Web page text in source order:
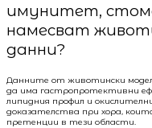
имунитет,
намесват
данни?
Данните от животински
да има гастропротективни
липидния профил и
доказателства при хора,
претенции в тези области.